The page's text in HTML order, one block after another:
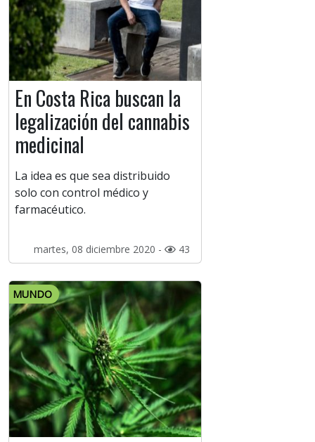
En Costa Rica buscan la
legalización del cannabis
medicinal
La idea es que sea distribuido
solo con control médico y
farmacéutico.
martes, 08 diciembre 2020 - 43
MUNDO